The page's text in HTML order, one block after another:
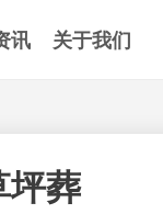
讯 关于我们
坪葬